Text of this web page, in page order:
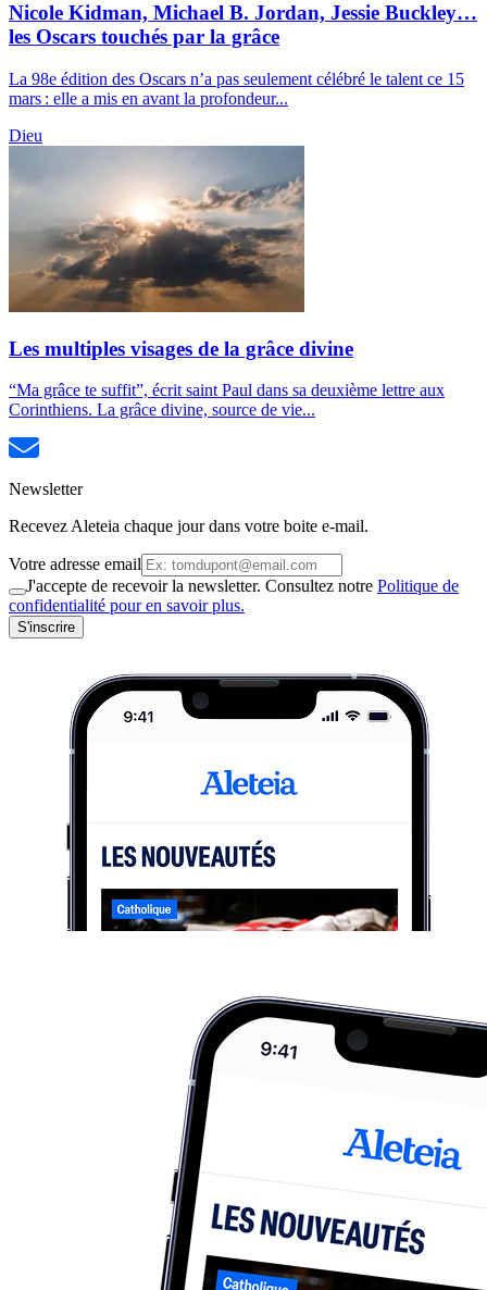
Nicole Kidman, Michael B. Jordan, Jessie Buckley…
les Oscars touchés par la grâce
La 98e édition des Oscars n’a pas seulement célébré le talent ce 15
mars : elle a mis en avant la profondeur...
Dieu
Les multiples visages de la grâce divine
“Ma grâce te suffit”, écrit saint Paul dans sa deuxième lettre aux
Corinthiens. La grâce divine, source de vie...
Newsletter
Recevez Aleteia chaque jour dans votre boite e-mail.
Votre adresse email
J'accepte de recevoir la newsletter. Consultez notre Politique de
confidentialité pour en savoir plus.
S'inscrire